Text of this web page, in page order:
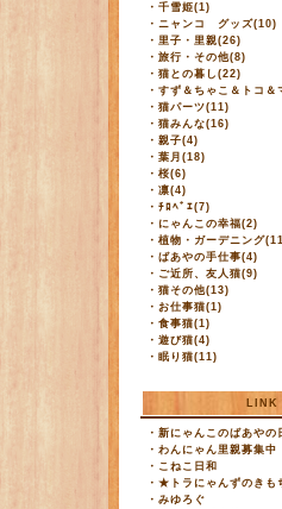
・ 千雪姫(1)
・ ニャンコ グッズ(10)
・ 里子・里親(26)
・ 旅行・その他(8)
・ 猫との暮し(22)
・ すず＆ちゃこ＆トコ＆
・ 猫パーツ(11)
・ 猫みんな(16)
・ 親子(4)
・ 葉月(18)
・ 桜(6)
・ 凛(4)
・ ﾁﾛﾍﾞｴ(7)
・ にゃんこの幸福(2)
・ 植物・ガーデニング
・ ばあやの手仕事(4)
・ ご近所、友人猫(9)
・ 猫その他(13)
・ お仕事猫(1)
・ 食事猫(1)
・ 遊び猫(4)
・ 眠り猫(11)
LINK
・ 新にゃんこのばあやの
・ わんにゃん里親募集中
・ こねこ日和
・ ★トラにゃんずのきも
・ みゆろぐ